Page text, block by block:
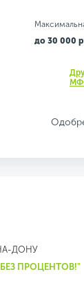
до 30 000
ДОНУ
ПРОЦЕНТОВ!"